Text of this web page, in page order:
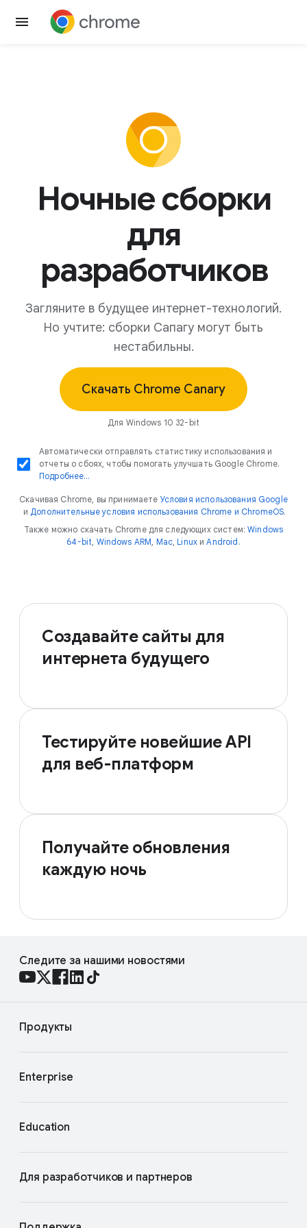
Ночные сборки
для
разработчиков
Загляните в будущее интернет-технологий.
Но учтите: сборки Сапагу могут быть
нестабильны.
Скачать Chrome Canary
Для Windows 10 32-bit
Автоматически отправлять статистику использования и
отчеты о сбоях, чтобы помогать улучшать Google Chrome.
Подробнее…
Скачивая Chrome, вы принимаете Условия использования Google
и Дополнительные условия использования Chrome и ChromeOS.
Также можно скачать Chrome для следующих систем:Windows
64-bit, Windows ARM, Mac, Linux иAndroid .
Создавайте сайты для
интернета будущего
Тестируйте новейшие API
для веб-платформ
Получайте обновления
каждую ночь
Следите за нашими новостями
Продукты
Enterprise
Education
Для разработчиков и партнеров